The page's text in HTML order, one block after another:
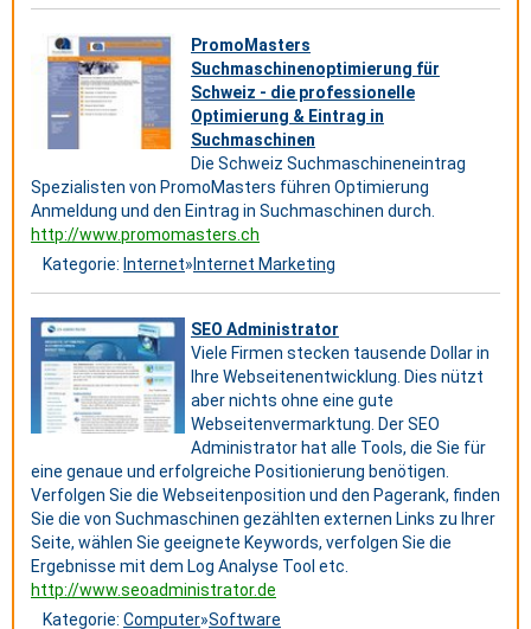
PromoMasters
Suchmaschinenoptimierung für
Schweiz - die professionelle
Optimierung & Eintrag in
Suchmaschinen
Die Schweiz Suchmaschineneintrag
Spezialisten von PromoMasters führen Optimierung
Anmeldung und den Eintrag in Suchmaschinen durch.
http://www.promomasters.ch
Kategorie: Internet» Internet Marketing
SEO Administrator
Viele Firmen stecken tausende Dollar in
Ihre Webseitenentwicklung. Dies nützt
aber nichts ohne eine gute
Webseitenvermarktung. Der SEO
Administrator hat alle Tools, die Sie für
eine genaue und erfolgreiche Positionierung benötigen.
Verfolgen Sie die Webseitenposition und den Pagerank, finden
Sie die von Suchmaschinen gezählten externen Links zu Ihrer
Seite, wählen Sie geeignete Keywords, verfolgen Sie die
Ergebnisse mit dem Log Analyse Tool etc.
http://www.seoadministrator.de
Kategorie: Computer»Software